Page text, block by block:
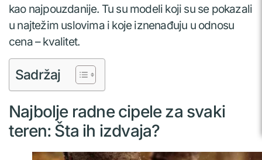
kao najpouzdanije. Tu su modeli koji su se pokazali
u najtežim uslovima i koje iznenađuju u odnosu
cena – kvalitet.
Sadržaj
Najbolje radne cipele za svaki
teren: Šta ih izdvaja?